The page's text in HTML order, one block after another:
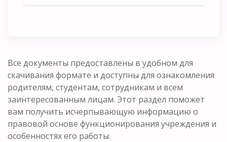
Все документы предоставлены в удобном для
скачивания формате и доступны для ознакомления
родителям, студентам, сотрудникам и всем
заинтересованным лицам. Этот раздел поможет
вам получить исчерпывающую информацию о
правовой основе функционирования учреждения и
особенностях его работы.